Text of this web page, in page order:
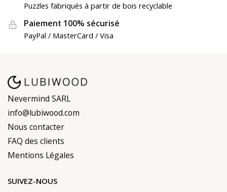
Puzzles fabriqués à partir de bois recyclable
Paiement 100% sécurisé
PayPal / MasterCard / Visa
Nevermind SARL
info@lubiwood.com
Nous contacter
FAQ des clients
Mentions Légales
SUIVEZ-NOUS